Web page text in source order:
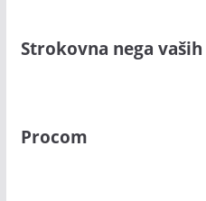
Strokovna nega
Procom